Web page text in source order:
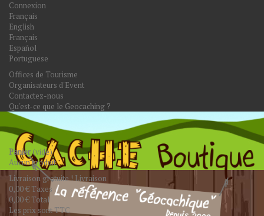
Connexion
Français
English
Français
Español
Portuguese
Offices de Tourisme
Organisateurs d'Event
Contactez-nous
Qu'est-ce que le Geocaching ?
Panier(vide)
Aucun produit
Livraison gratuite !Livraison
0,00 € Taxes
0,00 € Total
Les prix sont TTC